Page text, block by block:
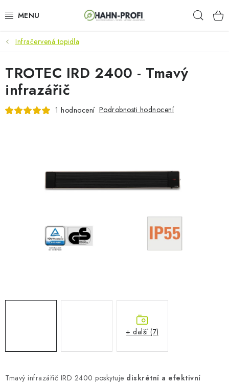
na
KLIMATIZACE
ELEKTROCENTRÁLY
ZAHRADNÍ TECHNIKA
AKUMULAČNÍ KAMNA
Reklamace
Ochrana osobních údajů
Návody
Novinky Blog Reference Katalog
Infračervená topidla
Tmavý infrazářič IRD 2400 poskytuje diskrétní a efektivní
TROTEC IRD 2400 - Tmavý
infrazářič
1 hodnocení Podrobnosti hodnocení
+ další (7)